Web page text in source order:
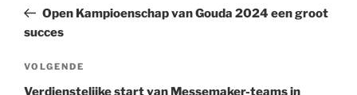
bericht
Open Kampioenschap van Gouda 2024 een groot
succes
Volgend
bericht
VOLGENDE
Verdienstelijke start van Messemaker-teams in